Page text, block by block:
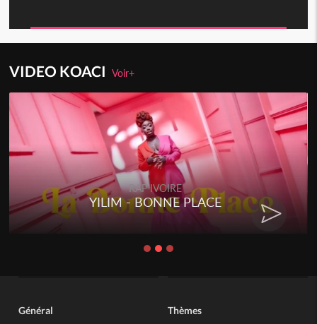
VIDEO KOACIVoir+
RAP IVOIRE
YILIM - BONNE PLACE
Général Thèmes